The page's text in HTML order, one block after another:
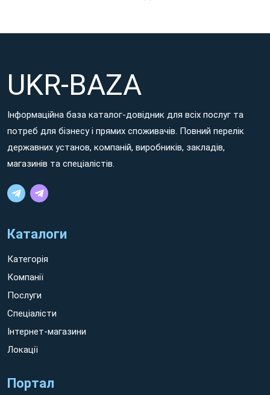
Знайти компанію з урахуванням різних вимог пропонує
про перевірені компанії, що надають послуги евакуатора в
м.Новгород-Сіверський.
Каталог евакуаторів міста Новгород-
вигідно вирізняють його від сайтів окремих організацій
UKR-BAZA
Інформаційна база каталог-довідник для всіх послуг та
потреб для бізнесу і прямих споживачів. Повний перелік
державних установ, компаній, виробників, закладів,
магазинів та спеціалістів.
Каталоги
Категорія
Компанії
Послуги
Спеціалісти
Інтернет-магазини
Локації
Портал